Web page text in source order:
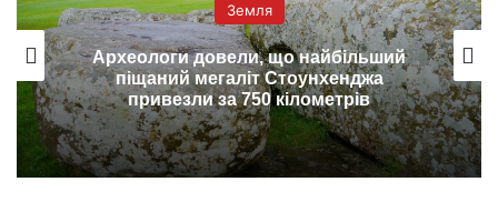
Земля
Археологи довели, що найбільший
піщаний мегаліт Стоунхенджа
привезли за 750 кілометрів